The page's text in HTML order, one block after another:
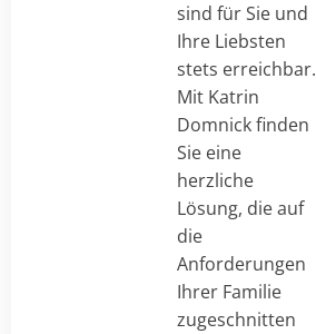
sind für Sie und
Ihre Liebsten
stets erreichbar.
Mit Katrin
Domnick finden
Sie eine
herzliche
Lösung, die auf
die
Anforderungen
Ihrer Familie
zugeschnitten